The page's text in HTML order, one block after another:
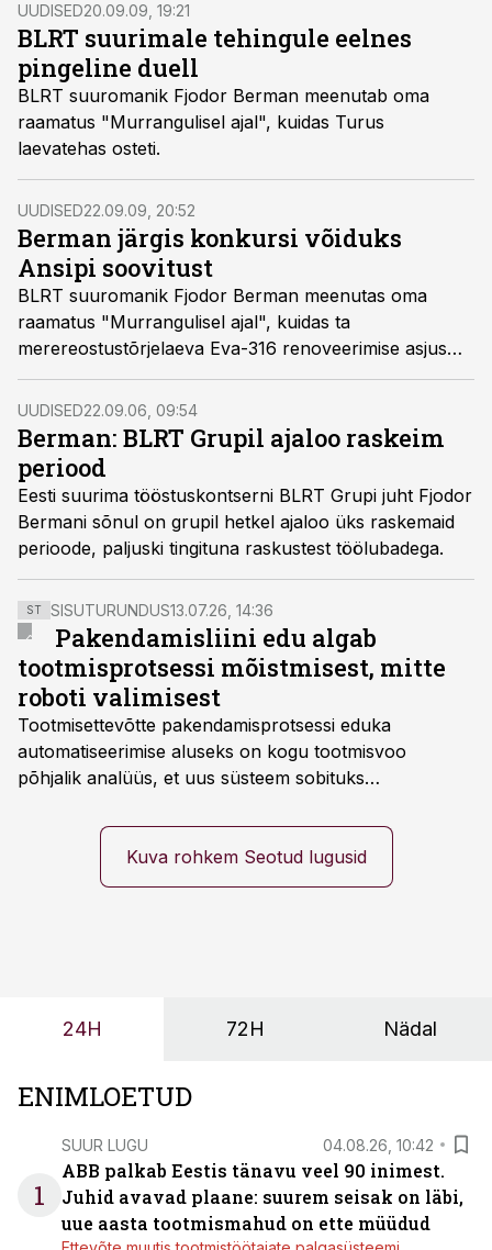
UUDISED20.09.09, 19:21
BLRT suurimale tehingule eelnes
pingeline duell
BLRT suuromanik Fjodor Berman meenutab oma
raamatus "Murrangulisel ajal", kuidas Turus
laevatehas osteti.
UUDISED22.09.09, 20:52
Berman järgis konkursi võiduks
Ansipi soovitust
BLRT suuromanik Fjodor Berman meenutas oma
raamatus "Murrangulisel ajal", kuidas ta
merereostustõrjelaeva Eva-316 renoveerimise asjus
majandusminister Andrus Ansipi jutul käis ja tema
soovitusi järgis.
UUDISED22.09.06, 09:54
Berman: BLRT Grupil ajaloo raskeim
periood
Eesti suurima tööstuskontserni BLRT Grupi juht Fjodor
Bermani sõnul on grupil hetkel ajaloo üks raskemaid
perioode, paljuski tingituna raskustest töölubadega.
ST SISUTURUNDUS13.07.26, 14:36
Pakendamisliini edu algab
tootmisprotsessi mõistmisest, mitte
roboti valimisest
Tootmisettevõtte pakendamisprotsessi eduka
automatiseerimise aluseks on kogu tootmisvoo
põhjalik analüüs, et uus süsteem sobituks
tööjõuvajadust ning oleks valmis ka ettevõtte
tulevasteks arenguteks. Lihtsalt roboti lisamine
enamasti oodatud tulemust ei too, nendib tootmise ja
Kuva rohkem Seotud lugusid
24H 72H Nädal
ENIMLOETUD
1
SUUR LUGU 04.08.26, 10:42
ABB palkab Eestis tänavu veel 90 inimest.
Juhid avavad plaane: suurem seisak on läbi,
uue aasta tootmismahud on ette müüdud